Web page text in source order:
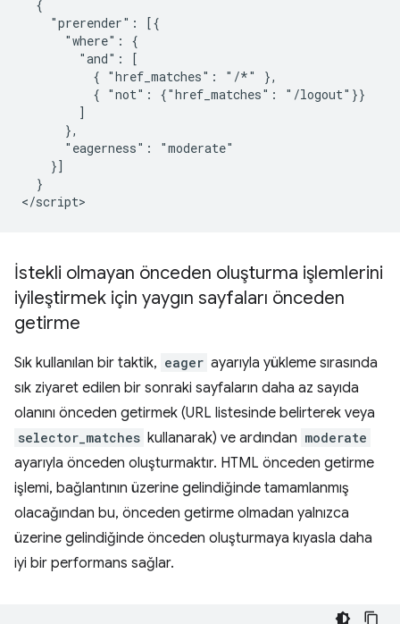
  {
    "prerender": [{
      "where": {
        "and": [
          { "href_matches": "/*" },
          { "not": {"href_matches": "/logout"}}
        ]
      },
      "eagerness": "moderate"
    }]
  }
İstekli olmayan önceden oluşturma işlemlerini
iyileştirmek için yaygın sayfaları önceden
getirme
Sık kullanılan bir taktik, eager ayarıyla yükleme sırasında
sık ziyaret edilen bir sonraki sayfaların daha az sayıda
olanını önceden getirmek (URL listesinde belirterek veya
selector_matches kullanarak) ve ardından moderate
ayarıyla önceden oluşturmaktır. HTML önceden getirme
işlemi, bağlantının üzerine gelindiğinde tamamlanmış
olacağından bu, önceden getirme olmadan yalnızca
üzerine gelindiğinde önceden oluşturmaya kıyasla daha
iyi bir performans sağlar.